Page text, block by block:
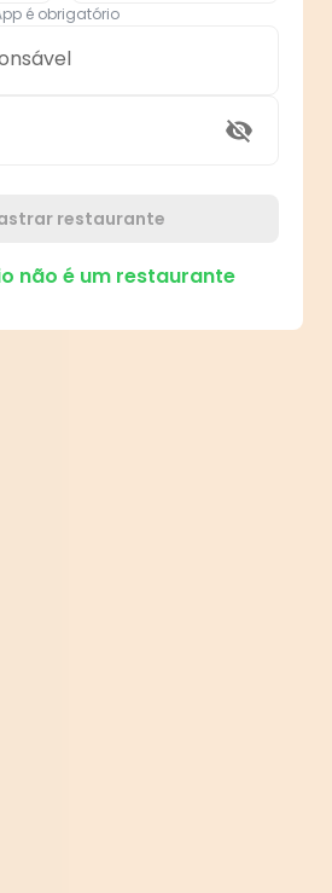
é obrigatório
restaurante
não é um restaurante